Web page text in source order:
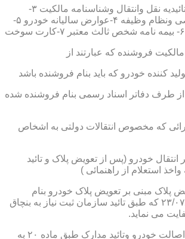
۱-مدارک مالکیت ۲-تائیدیه نقل وانتقال وشناسنامه مالکیت ۳-
مدارک هویتی وشخصی ونظام وظیفه ۴-عوارض سالیانه خودرو ۵-
کننده خودرو که باید بنام فروشنده باشد
طرف دفاتر اسناد رسمی بنام فروشنده شده
که مخصوص انتقالات دولتی به اشخاص
انتقال خودرو (پس از تعویض پلاک و تائید
استعلام از راهنمائی )
پلاک مبنی بر تعویض پلاک خودرو بنام
فروشنده قبل از ۲۳/۰۷/۸۴ که طبق تائید سازمان ثبت نیاز به بنچاق
می نماید.
گرچه وظیفه کنترل اصالت خودرو وتائید مدارک طبق ماده ۲۰ به